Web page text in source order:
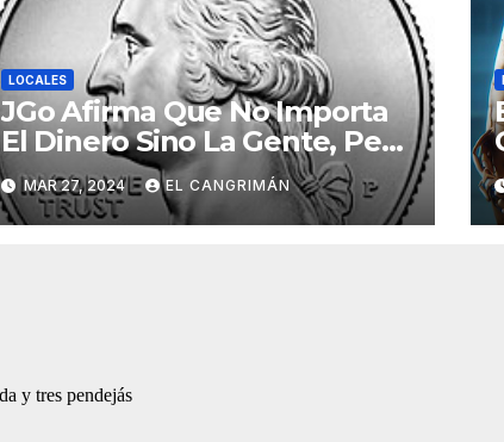
LOCALES
JGo Afirma Que No Importa
El Dinero Sino La Gente, Pero
Pregunta: «¿De Verdad No
Tendrán Una Pejetita?»
MAR 27, 2024 EL CANGRIMÁN